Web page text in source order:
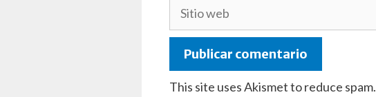
This site uses Akismet to reduce spam.